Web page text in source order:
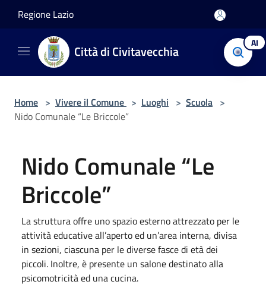
Regione Lazio
Città di Civitavecchia AI
Home > Vivere il Comune > Luoghi > Scuola >
Nido Comunale “Le Briccole”
Nido Comunale “Le
Briccole”
La struttura offre uno spazio esterno attrezzato per le
attività educative all’aperto ed un’area interna, divisa
in sezioni, ciascuna per le diverse fasce di età dei
piccoli. Inoltre, è presente un salone destinato alla
psicomotricità ed una cucina.